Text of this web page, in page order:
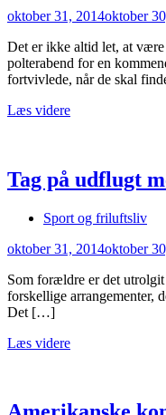
oktober 31, 2014oktober
Det er ikke altid let, at
polterabend for en
fortvivlede, når de skal
Læs videre
Tag på udflugt
Sport og friluftsliv
oktober 31, 2014oktober
Som forældre er det
forskellige arrangementer,
Det […]
Læs videre